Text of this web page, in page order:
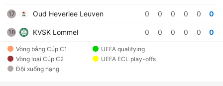
17 Oud Heverlee Leuven 0 0 0 0 0 0
18 KVSK Lommel 0 0 0 0 0 0
Vòng bảng Cúp C1
UEFA qualifying
Vòng loại Cúp C2
UEFA ECL play-offs
Đội xuống hạng